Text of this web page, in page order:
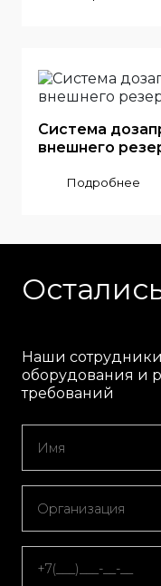
Система
внешнего
Подробнее
Наши
оборудования и
требований